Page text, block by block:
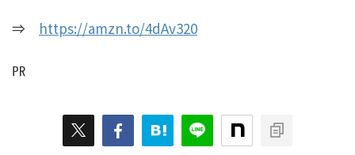
⇒ https://amzn.to/4dAv320
㏚